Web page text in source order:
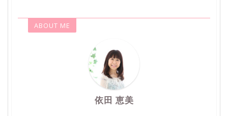
ABOUT ME
依田 恵美